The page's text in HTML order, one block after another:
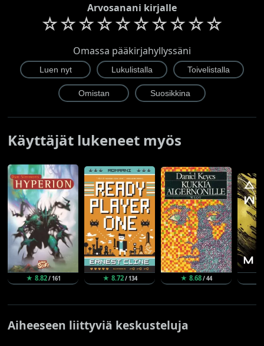
Arvosanani kirjalle
☆☆☆☆☆☆☆☆☆☆
Omassa pääkirjahyllyssäni
Käyttäjät lukeneet myös
★ 8.82/ 161 ★ 8.72/ 134 ★ 8.68/ 44
Aiheeseen liittyviä keskusteluja